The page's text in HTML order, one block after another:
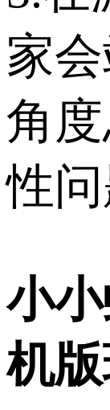
家
角
性问
小
机